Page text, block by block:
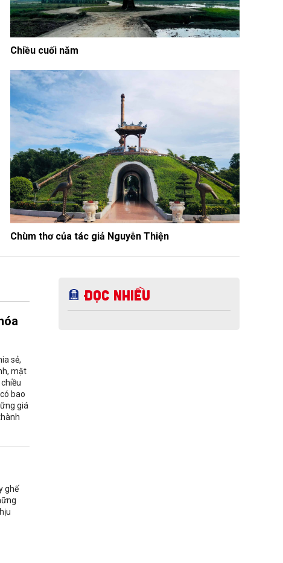
Chiều cuối năm
Chùm thơ của tác giả Nguyễn Thiện
sẻ,
mặt
bao
giá
ghế
Đọc nhiều